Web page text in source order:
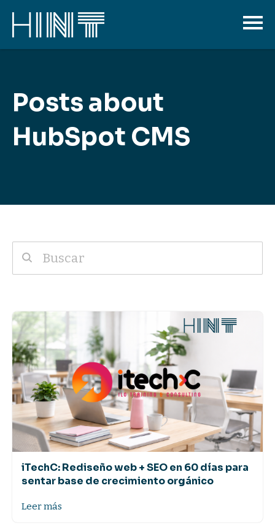
Posts about
HubSpot CMS
iTechC: Rediseño web + SEO en 60 días para
sentar base de crecimiento orgánico
Leer más